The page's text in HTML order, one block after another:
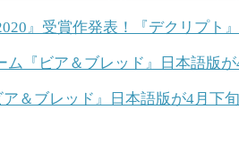
』受賞作発表！『デクリプト
＆ブレッド』日本語版が4月下